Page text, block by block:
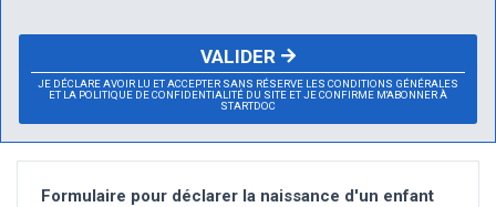
JE DÉCLARE AVOIR LU ET ACCEPTER SANS RÉSERVE LES CONDITIONS GÉNÉRALES
ET LA POLITIQUE DE CONFIDENTIALITÉ DU SITE ET JE CONFIRME M'ABONNER À
STARTDOC
VALIDER
Formulaire pour déclarer la naissance d'un enfant